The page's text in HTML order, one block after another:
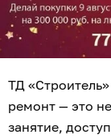
ТД
ремонт — это
занятие,